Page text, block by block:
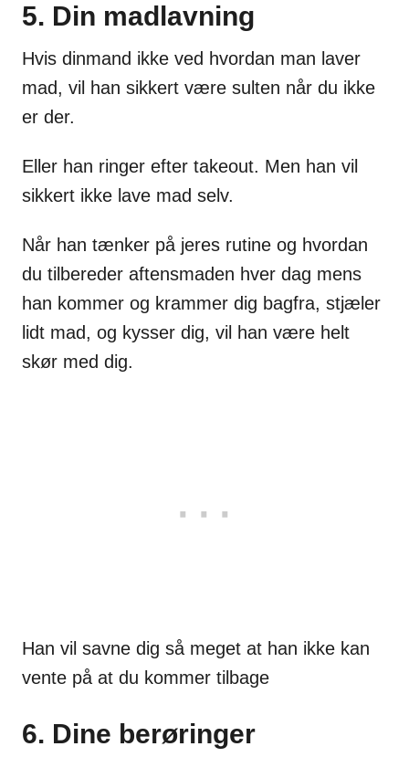
5. Din madlavning
Hvis dinmand ikke ved hvordan man laver
mad, vil han sikkert være sulten når du ikke
er der.
Eller han ringer efter takeout. Men han vil
sikkert ikke lave mad selv.
Når han tænker på jeres rutine og hvordan
du tilbereder aftensmaden hver dag mens
han kommer og krammer dig bagfra, stjæler
lidt mad, og kysser dig, vil han være helt
skør med dig.
Han vil savne dig så meget at han ikke kan
vente på at du kommer tilbage
6. Dine berøringer